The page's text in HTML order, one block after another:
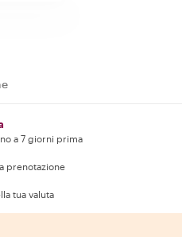
a 7 giorni prima
prenotazione
tua valuta